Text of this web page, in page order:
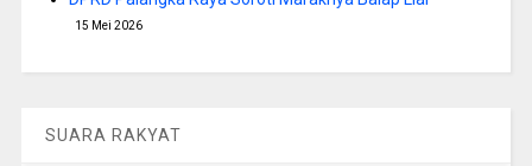
15 Mei 2026
SUARA RAKYAT